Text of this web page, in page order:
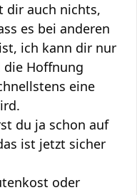
dir auch nichts,
es bei anderen
ich kann dir nur
Hoffnung
eine
du ja schon auf
ist jetzt sicher
oder